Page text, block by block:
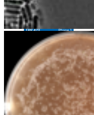
Soziale Medien